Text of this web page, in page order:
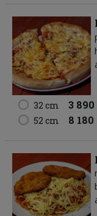
32 cm 3
52 cm 8 180